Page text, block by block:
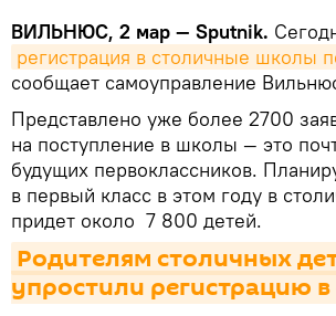
ВИЛЬНЮС, 2 мар — Sputnik.
регистрация в столичные школы
сообщает самоуправление
Представлено уже более 2700
на поступление в школы — это
будущих первоклассников.
в первый класс в этом году в
придет около 7 800 детей.
Родителям столичных
упростили регистрацию в